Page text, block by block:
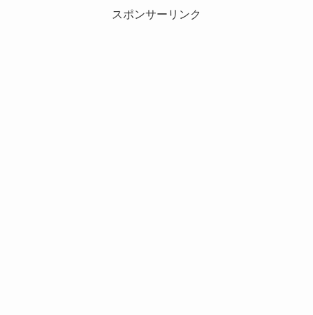
スポンサーリンク